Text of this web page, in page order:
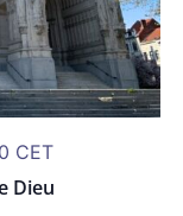
Dieu
CET